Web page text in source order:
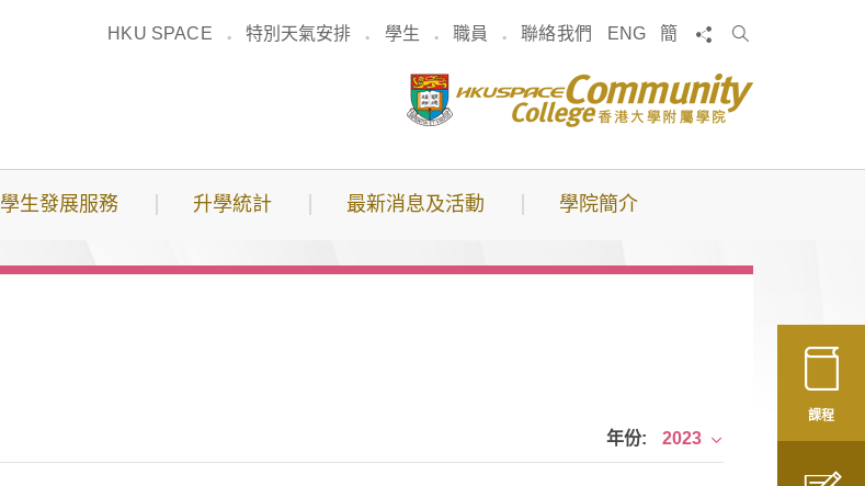
HKU SPACE 特別天氣安排 學生 職員 聯絡我們 ENG 簡 分享
搜
學生發展服務 升學統計 最新消息及活動 學院簡介
課程
年份: 2023